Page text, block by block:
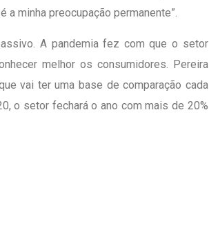
minha preocupação permanente”.
A pandemia fez com que o setor
melhor os consumidores. Pereira
vai ter uma base de comparação cada
o setor fechará o ano com mais de 20%